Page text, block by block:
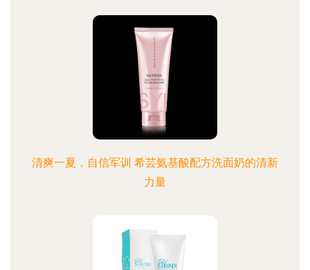
清爽一夏，自信军训 希芸氨基酸配方洗面奶的清新
力量